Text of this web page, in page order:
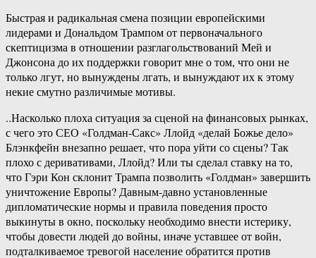
Быстрая и радикальная смена позиции европейскими
лидерами и Дональдом Трампом от первоначального
скептицизма в отношении разглагольствований Мей и
Джонсона до их поддержки говорит мне о том, что они не
только лгут, но вынуждены лгать, и вынуждают их к этому
некие смутно различимые мотивы.
..Насколько плоха ситуация за сценой на финансовых рынках,
с чего это СЕО «Голдман-Сакс» Ллойд «делай Божье дело»
Блэнкфейн внезапно решает, что пора уйти со сцены? Так
плохо с деривативами, Ллойд? Или ты сделал ставку на то,
что Гэри Кон склонит Трампа позволить «Голдман» завершить
уничтожение Европы? Давным-давно установленные
дипломатические нормы и правила поведения просто
выкинуты в окно, поскольку необходимо внести истерику,
чтобы довести людей до войны, иначе уставшее от войн,
подталкиваемое тревогой население обратится против